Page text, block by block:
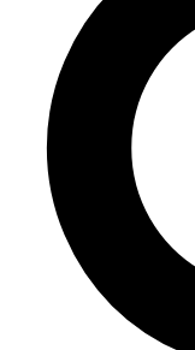
Хозяйственные товары
Одноразовые контейнера
Одноразовые контейнеры
Одноразовые столовые
Коробка для китайской
Упаковка для салата
Упаковка для салатов
Одноразовая упаковка
Упаковка для салата
Полипропиленовые
Синие стаканы бумажные